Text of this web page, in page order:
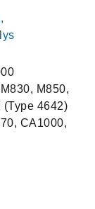
M850,
(Type 4642)
CA1000,